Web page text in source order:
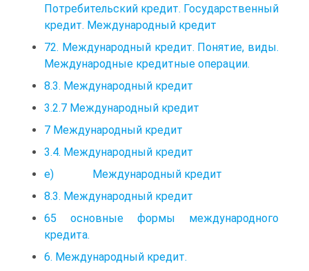
Потребительский кредит. Государственный
кредит. Международный кредит
72. Международный кредит. Понятие, виды.
Международные кредитные операции.
8.3. Международный кредит
3.2.7 Международный кредит
7 Международный кредит
3.4. Международный кредит
е) Международный кредит
8.3. Международный кредит
65 основные формы международного
кредита.
6. Международный кредит.